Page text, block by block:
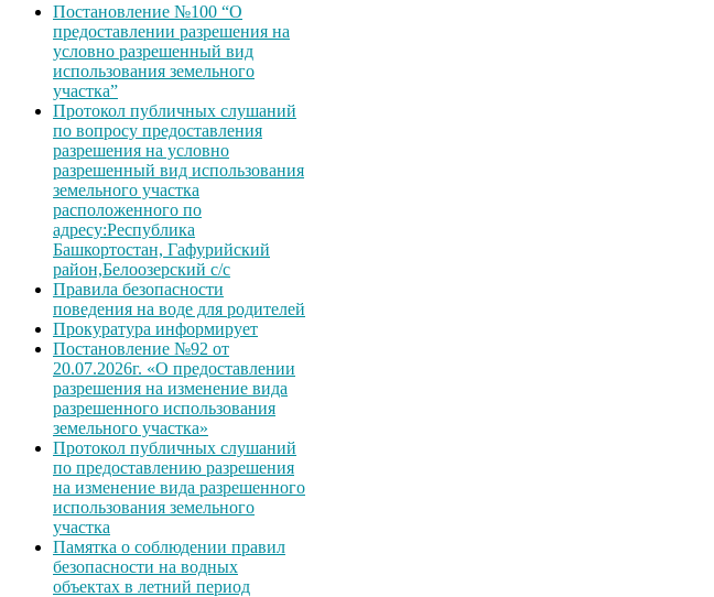
Постановление №100 “О
предоставлении разрешения на
условно разрешенный вид
использования земельного
участка”
Протокол публичных слушаний
по вопросу предоставления
разрешения на условно
разрешенный вид использования
земельного участка
расположенного по
адресу:Республика
Башкортостан, Гафурийский
район,Белоозерский с/с
Правила безопасности
поведения на воде для родителей
Прокуратура информирует
Постановление №92 от
20.07.2026г. «О предоставлении
разрешения на изменение вида
разрешенного использования
земельного участка»
Протокол публичных слушаний
по предоставлению разрешения
на изменение вида разрешенного
использования земельного
участка
Памятка о соблюдении правил
безопасности на водных
объектах в летний период